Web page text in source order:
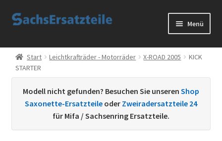
Zur
Zum
Menü
Start
AGB
Datenschutzerklärung
Start Leichtkrafträder - Motorräder X-ROAD 2005
KICK
STARTER
Modell nicht gefunden? Besuchen Sie unseren Shop
Saxonette-Ersatzteile oder Zweiradersatzteile 24
für Mifa / Sachsenring Ersatzteile.